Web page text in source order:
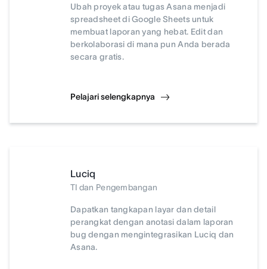
Ubah proyek atau tugas Asana menjadi
spreadsheet di Google Sheets untuk
membuat laporan yang hebat. Edit dan
berkolaborasi di mana pun Anda berada
secara gratis.
Pelajari selengkapnya
Luciq
TI dan Pengembangan
Dapatkan tangkapan layar dan detail
perangkat dengan anotasi dalam laporan
bug dengan mengintegrasikan Luciq dan
Asana.